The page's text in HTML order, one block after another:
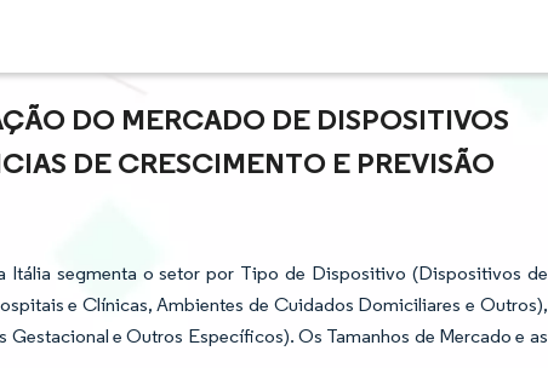
DO MERCADO DE DISPOSITIVOS
DE CRESCIMENTO E PREVISÃO
segmenta o setor por Tipo de Dispositivo (Dispositivos de
e Clínicas, Ambientes de Cuidados Domiciliares e Outros),
e Outros Específicos). Os Tamanhos de Mercado e as